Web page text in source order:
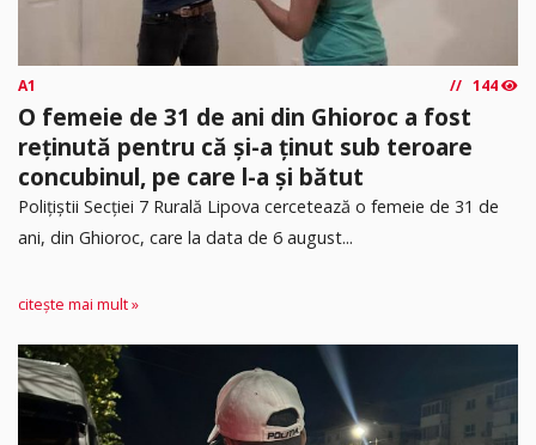
A1 144
O femeie de 31 de ani din Ghioroc a fost
reținută pentru că și-a ținut sub teroare
concubinul, pe care l-a și bătut
​Polițiștii Secției 7 Rurală Lipova cercetează o femeie de 31 de
ani, din Ghioroc, care la data de 6 august...
citește mai mult »